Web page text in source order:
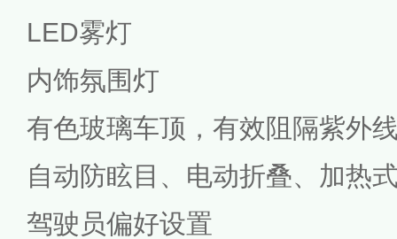
LED雾灯
内饰氛围灯
有色玻璃车顶，有效阻隔紫外
自动防眩目、电动折叠、加热
驾驶员偏好设置